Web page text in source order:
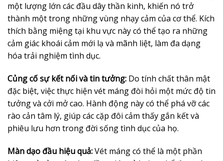
một lượng lớn các đầu dây thần kinh, khiến nó trở
thành một trong những vùng nhạy cảm của cơ thể. Kích
thích bằng miệng tại khu vực này có thể tạo ra những
cảm giác khoái cảm mới lạ và mãnh liệt, làm đa dạng
hóa trải nghiệm tình dục.
Củng cố sự kết nối và tin tưởng: Do tính chất thân mật
đặc biệt, việc thực hiện vét máng đòi hỏi một mức độ tin
tưởng và cởi mở cao. Hành động này có thể phá vỡ các
rào cản tâm lý, giúp các cặp đôi cảm thấy gắn kết và
phiêu lưu hơn trong đời sống tình dục của họ.
Màn dạo đầu hiệu quả:Vét máng có thể là một phần